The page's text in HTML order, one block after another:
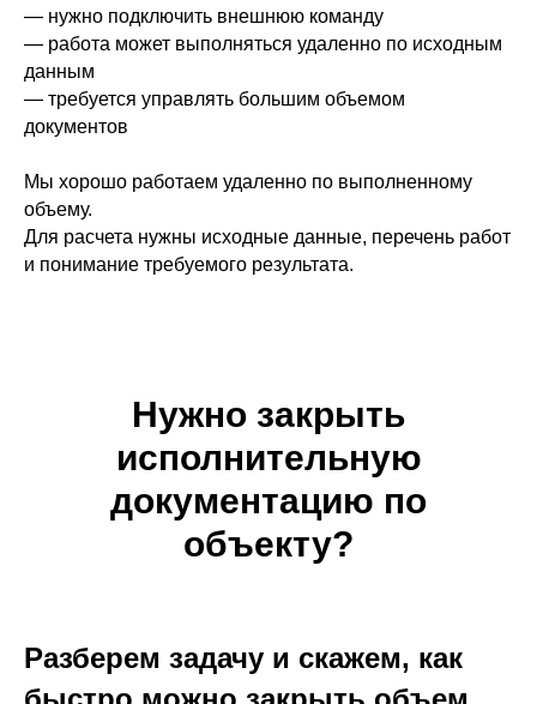
— нужно подключить внешнюю команду
— работа может выполняться удаленно по исходным
данным
— требуется управлять большим объемом
документов
Мы хорошо работаем удаленно по выполненному
объему.
Для расчета нужны исходные данные, перечень работ
и понимание требуемого результата.
Нужно закрыть
исполнительную
документацию по
объекту?
Разберем задачу и скажем, как